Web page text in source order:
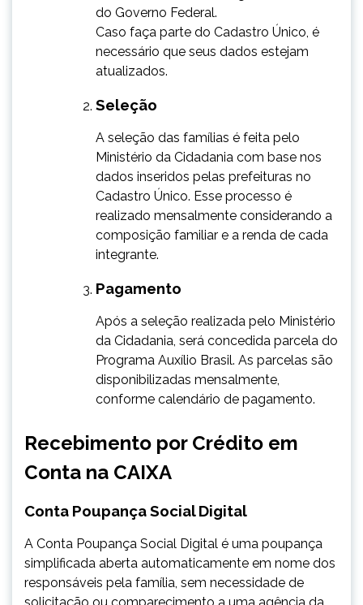
do Governo Federal.
Caso faça parte do Cadastro Único, é
necessário que seus dados estejam
atualizados.
Seleção
​​A seleção das famílias é feita pelo
Ministério da Cidadania com base nos
dados inseridos pelas prefeituras no
Cadastro Único. Esse processo é
realizado mensalmente considerando a
composição familiar e a renda de cada
integrante.
Pagamento
​Após a seleção realizada pelo Ministério
da Cidadania, será concedida parcela do
Programa Auxílio Brasil. As parcelas são
disponibilizadas mensalmente,
conforme calendário de pagamento.
Recebimento por Crédito em
Conta na CAIXA
​Conta Poupança Social Digital
A Conta Poupança Social Digital é uma poupança
simplificada aberta automaticamente em nome dos
responsáveis pela família, sem necessidade de